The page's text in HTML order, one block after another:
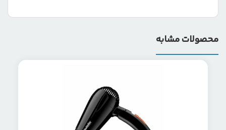
محصولات مشابه